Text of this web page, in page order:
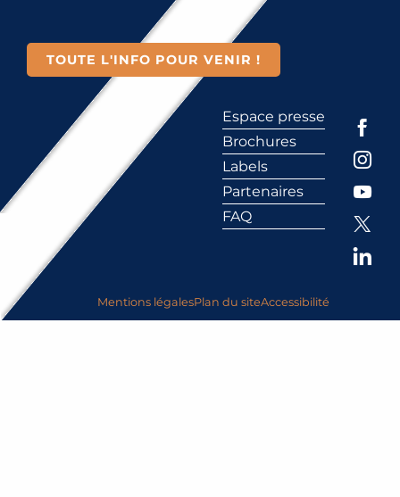
TOUTE L'INFO POUR VENIR !
Espace presse
Brochures
Labels
Partenaires
FAQ
Mentions légalesPlan du siteAccessibilité